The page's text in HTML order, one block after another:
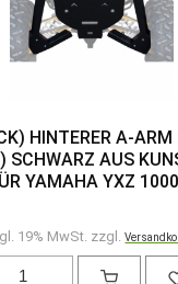
HINTERER A-
SCHWARZ AUS
YAMAHA YXZ
19% MwSt. zzgl.